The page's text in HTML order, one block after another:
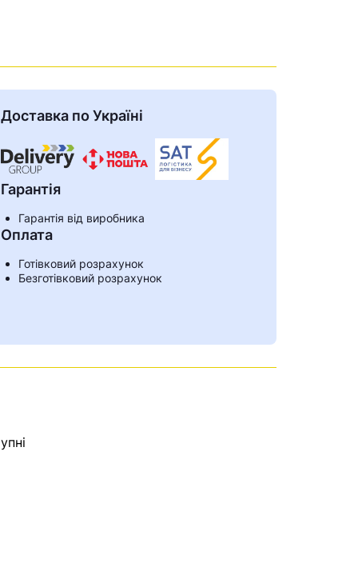
Доставка по Україні
Гарантія
Гарантія від виробника
Оплата
Готівковий розрахунок
Безготівковий розрахунок